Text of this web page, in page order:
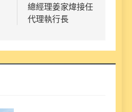
總經理姜家煒接任
代理執行長